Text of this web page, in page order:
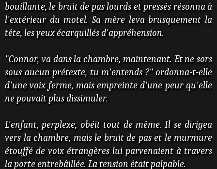
bouillante, le bruit de pas lourds et pressés résonna à
l'extérieur du motel. Sa mère leva brusquement la
tête, les yeux écarquillés d'appréhension.
"Connor, va dans la chambre, maintenant. Et ne sors
sous aucun prétexte, tu m'entends ?" ordonna-t-elle
d'une voix ferme, mais empreinte d'une peur qu'elle
ne pouvait plus dissimuler.
L'enfant, perplexe, obéit tout de même. Il se dirigea
vers la chambre, mais le bruit de pas et le murmure
étouffé de voix étrangères lui parvenaient à travers
la porte entrebâillée. La tension était palpable.